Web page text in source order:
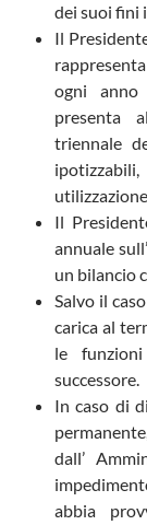
dei suoi fini
Il
ogni
presenta
triennale
Il
annuale
un bilancio
Salvo il
carica al
le
successore.
In caso di
dall’
abbia